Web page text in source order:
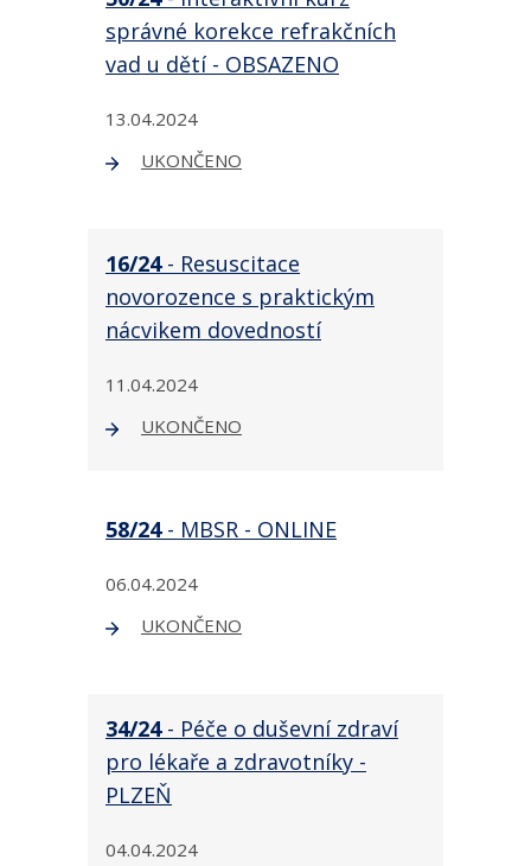
správné korekce refrakčních
vad u dětí - OBSAZENO
13.04.2024
UKONČENO
16/24- Resuscitace
novorozence s praktickým
nácvikem dovedností
11.04.2024
UKONČENO
58/24- MBSR - ONLINE
06.04.2024
UKONČENO
34/24- Péče o duševní zdraví
pro lékaře a zdravotníky -
PLZEŇ
04.04.2024